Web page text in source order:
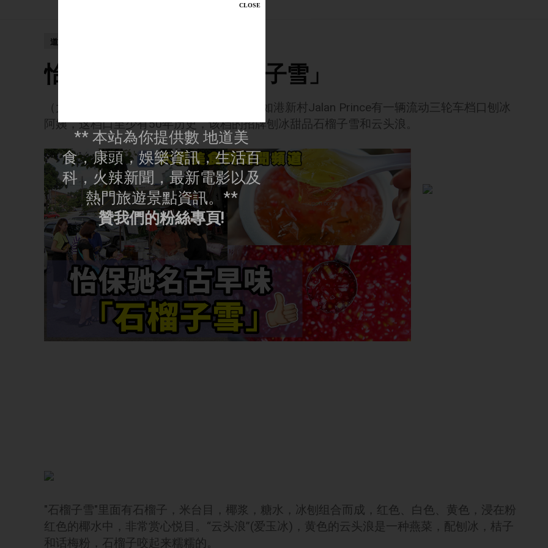
道地美食
怡保驰名古早味「石榴子雪」
（大馬美食與新聞頻道6日訊）50年历史兵如港新村Jalan Prince有一辆流动三轮车档口刨冰
阿姨，这档口至少有50年历史，该档的招牌刨冰甜品石榴子雪和云头浪。
"石榴子雪"里面有石榴子，米台目，椰浆，糖水，冰刨组合而成，红色、白色、黄色，浸在粉
红色的椰水中，非常赏心悦目。“云头浪”(爱玉冰)，黄色的云头浪是一种燕菜，配刨冰，桔子
和话梅粉，石榴子咬起来糯糯的。
** 本站為你提供數 地道美
食，康頭，娛樂資訊，生活百
科，火辣新聞，最新電影以及
熱門旅遊景點資訊。**
贊我們的粉絲專頁!